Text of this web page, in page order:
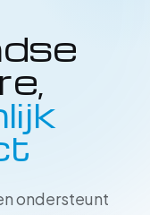
ondersteunt